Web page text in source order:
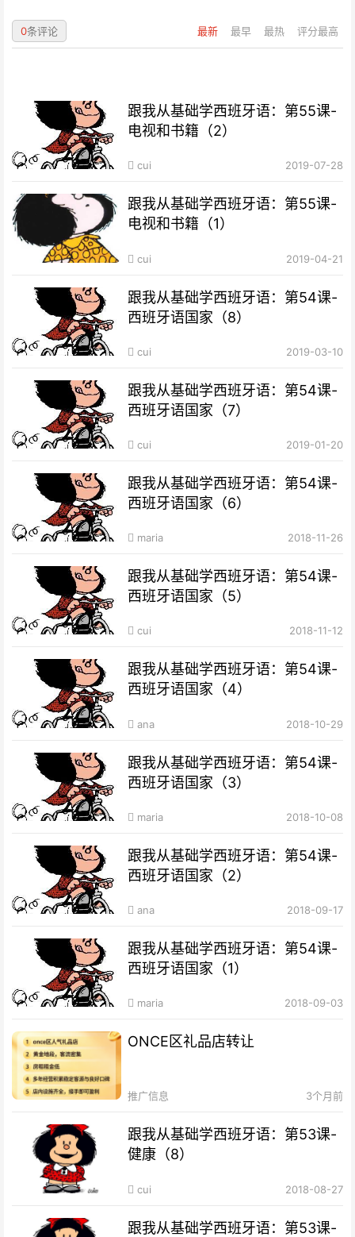
最新 最早 最热 评分最高
0条评论
跟我从基础学西班牙语：第55课-
电视和书籍（2）
cui 2019-07-28
跟我从基础学西班牙语：第55课-
电视和书籍（1）
cui 2019-04-21
跟我从基础学西班牙语：第54课-
西班牙语国家（8）
cui 2019-03-10
跟我从基础学西班牙语：第54课-
西班牙语国家（7）
cui 2019-01-20
跟我从基础学西班牙语：第54课-
西班牙语国家（6）
maria 2018-11-26
跟我从基础学西班牙语：第54课-
西班牙语国家（5）
cui 2018-11-12
跟我从基础学西班牙语：第54课-
西班牙语国家（4）
ana 2018-10-29
跟我从基础学西班牙语：第54课-
西班牙语国家（3）
maria 2018-10-08
跟我从基础学西班牙语：第54课-
西班牙语国家（2）
ana 2018-09-17
跟我从基础学西班牙语：第54课-
西班牙语国家（1）
maria 2018-09-03
ONCE区礼品店转让
推广信息 3个月前
跟我从基础学西班牙语：第53课-
健康（8）
cui 2018-08-27
跟我从基础学西班牙语：第53课-